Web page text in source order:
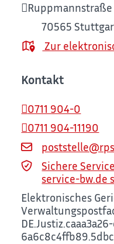
Ruppmannstraße
70565
Zur
Kontakt
0711 904-0
0711 904-11190
Sichere
service-bw.de
Elektronisches
6a6c8c4ffb89.5dbc